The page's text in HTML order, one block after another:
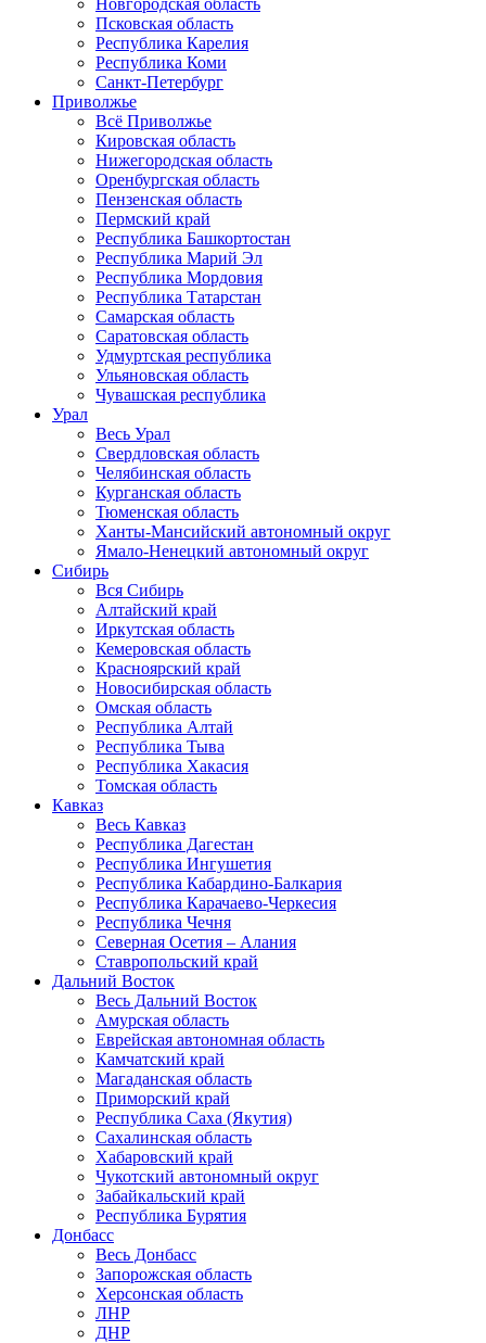
Новгородская область
Псковская область
Республика Карелия
Республика Коми
Санкт-Петербург
Приволжье
Всё Приволжье
Кировская область
Нижегородская область
Оренбургская область
Пензенская область
Пермский край
Республика Башкортостан
Республика Марий Эл
Республика Мордовия
Республика Татарстан
Самарская область
Саратовская область
Удмуртская республика
Ульяновская область
Чувашская республика
Урал
Весь Урал
Свердловская область
Челябинская область
Курганская область
Тюменская область
Ханты-Мансийский автономный округ
Ямало-Ненецкий автономный округ
Сибирь
Вся Сибирь
Алтайский край
Иркутская область
Кемеровская область
Красноярский край
Новосибирская область
Омская область
Республика Алтай
Республика Тыва
Республика Хакасия
Томская область
Кавказ
Весь Кавказ
Республика Дагестан
Республика Ингушетия
Республика Кабардино-Балкария
Республика Карачаево-Черкесия
Республика Чечня
Северная Осетия – Алания
Ставропольский край
Дальний Восток
Весь Дальний Восток
Амурская область
Еврейская автономная область
Камчатский край
Магаданская область
Приморский край
Республика Саха (Якутия)
Сахалинская область
Хабаровский край
Чукотский автономный округ
Забайкальский край
Республика Бурятия
Донбасс
Весь Донбасс
Запорожская область
Херсонская область
ЛНР
ДНР